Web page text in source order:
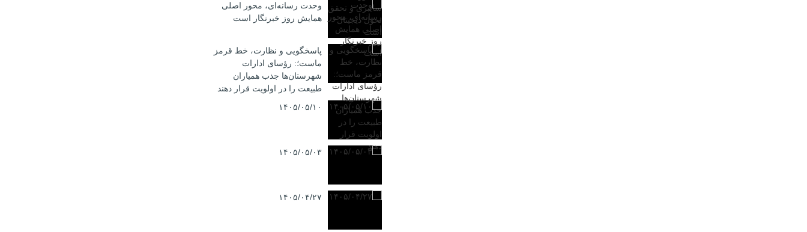
وحدت رسانه‌ای، محور اصلی
همایش روز خبرنگار است
پاسخگویی و نظارت، خط قرمز
ماست؛: رؤسای ادارات
شهرستان‌ها جذب همیاران
طبیعت را در اولویت قرار دهند
۱۴۰۵/۰۵/۱۰
۱۴۰۵/۰۵/۰۳
۱۴۰۵/۰۴/۲۷